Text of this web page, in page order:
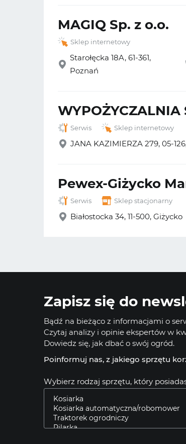
MAGIQ Sp. z o.o.
Sklep internetowy
Starołęcka 18A, 61-361,
Poznań
WYPOŻYCZALNIA
Serwis Sklep internetowy
JANA KAZIMIERZA 279, 05-
Pewex-Giżycko
Serwis Sklep stacjonarny
Białostocka 34, 11-500, Giżycko
Zapisz się do
Bądź na bieżąco z informacjami o
Czytaj analizy i opinie ekspertów w
Dowiedz się, jak dbać o swój ogród.
Poinformuj nas, z jakiego sprzętu
Wybierz rodzaj sprzętu, który